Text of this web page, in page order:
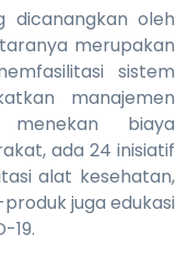
oleh
merupakan
sistem
manajemen
biaya
ada 24 inisiatif
alat kesehatan,
juga edukasi
19.